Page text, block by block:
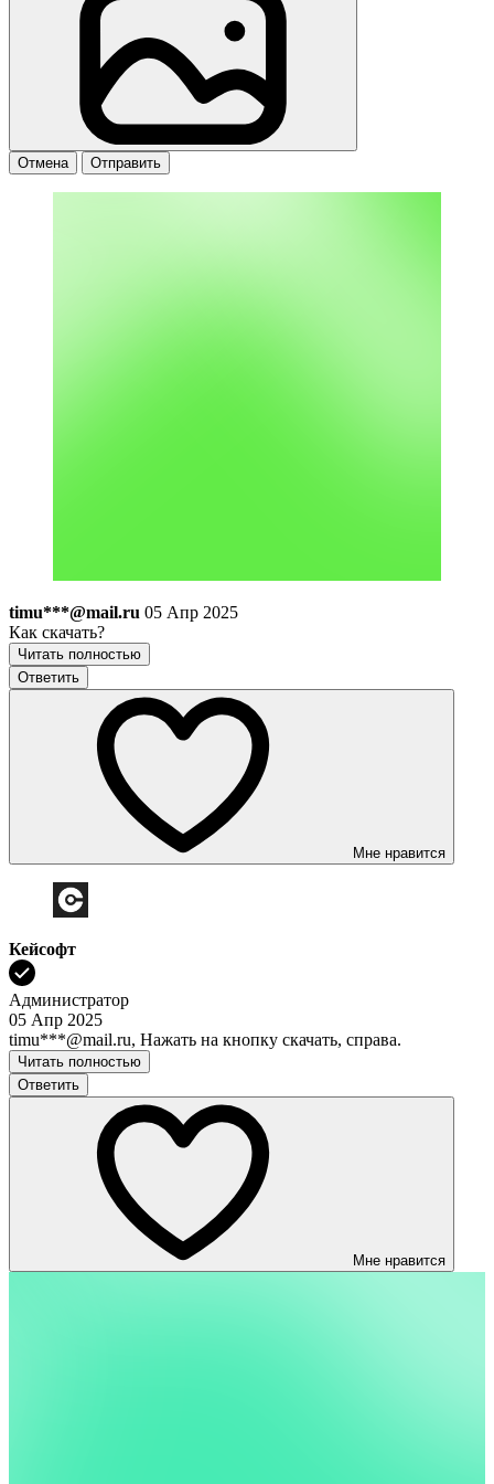
Отмена Отправить
timu***@mail.ru 05 Апр 2025
Как скачать?
Читать полностью
Ответить
Мне нравится
Кейсофт
Администратор
05 Апр 2025
timu***@mail.ru, Нажать на кнопку скачать, справа.
Читать полностью
Ответить
Мне нравится